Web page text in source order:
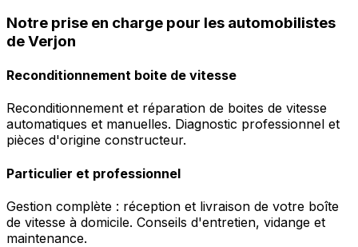
Notre prise en charge pour les automobilistes
de Verjon
Reconditionnement boite de vitesse
Reconditionnement et réparation de boites de vitesse
automatiques et manuelles. Diagnostic professionnel et
pièces d'origine constructeur.
Particulier et professionnel
Gestion complète : réception et livraison de votre boîte
de vitesse à domicile. Conseils d'entretien, vidange et
maintenance.